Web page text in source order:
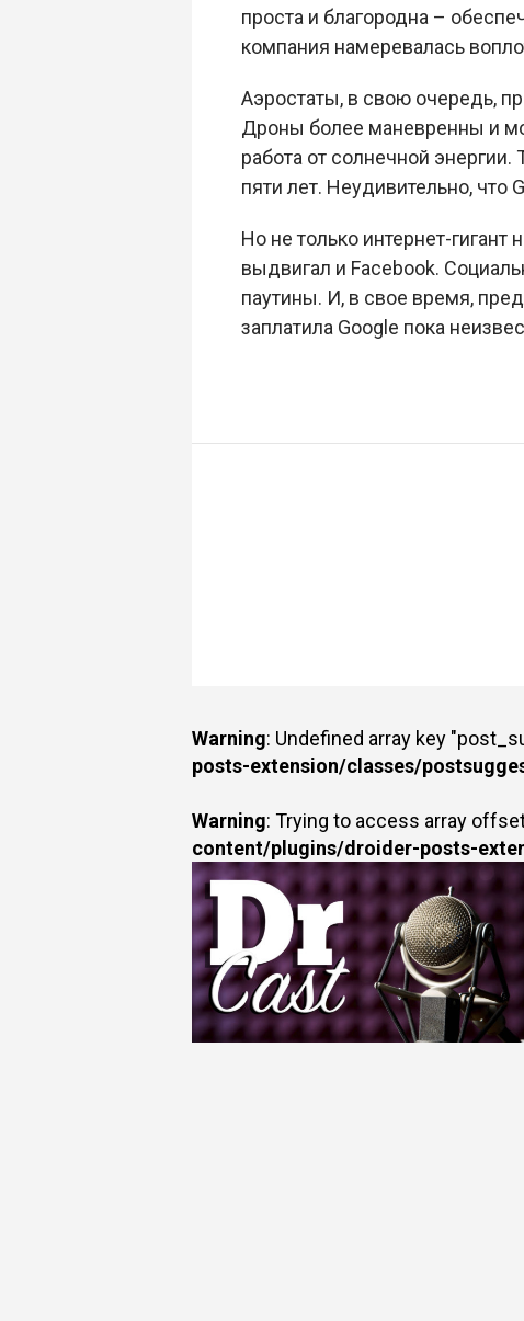
проста и благородна –
компания намеревалась
Аэростаты, в свою очередь,
Дроны более маневренны и
работа от солнечной
пяти лет. Неудивительно,
Но не только интернет-
выдвигал и Facebook.
паутины. И, в свое время,
заплатила Google пока
Warning: Undefined array key
posts-extension/classes/
Warning: Trying to access array
content/plugins/droider-posts-